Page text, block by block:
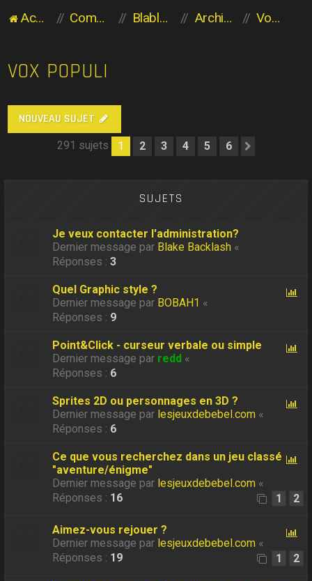
Accueil du forum Communauté des Planaviens Blabla entre Planaviens Archives Vox Populi
VOX POPULI
NOUVEAU SUJET
291 sujets 1 2 3 4 5 6
SUJETS
Je veux contacter l'administration?
Dernier message par Blake Backlash «
Réponses :3
Quel Graphic style ?
Dernier message par BOBAH1 «
Réponses : 9
Point&Click - curseur verbale ou simple
Dernier message par redd «
Réponses : 6
Sprites 2D ou personnages en 3D ?
Dernier message par lesjeuxdebebel.com «
Réponses : 6
Ce que vous recherchez dans un jeu classé
"aventure/énigme"
Dernier message par lesjeuxdebebel.com «
Réponses : 16 1 2
Aimez-vous rejouer ?
Dernier message par lesjeuxdebebel.com «
Réponses : 19 1 2